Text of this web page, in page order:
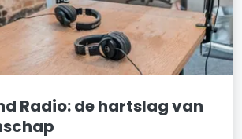
Radio: de hartslag van